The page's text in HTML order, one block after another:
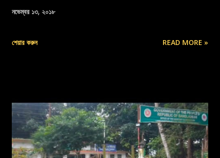
নভেম্বর ১৩, ২০১৮
শেয়ার করুন READ MORE »